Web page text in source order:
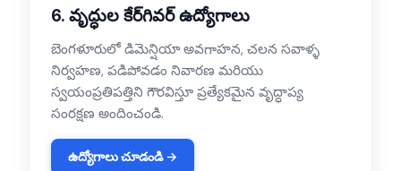
6. వృద్ధుల కేర్‌గివర్ ఉద్యోగాలు
బెంగళూరులో డిమెన్షియా అవగాహన, చలన సవాళ్ళ
నిర్వహణ, పడిపోవడం నివారణ మరియు
స్వయంప్రతిపత్తిని గౌరవిస్తూ ప్రత్యేకమైన వృద్ధాప్య
సంరక్షణ అందించండి.
ఉద్యోగాలు చూడండి →